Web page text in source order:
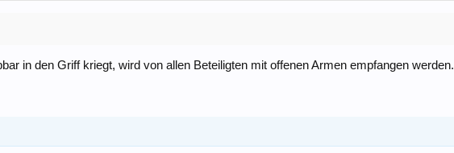
in den Griff kriegt, wird von allen Beteiligten mit offenen Armen empfangen werden.